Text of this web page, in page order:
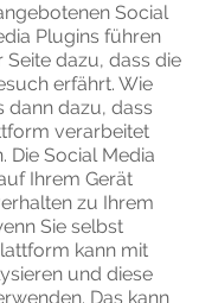
Social
Plugins führen
dazu, dass die
erfährt. Wie
dann dazu, dass
verarbeitet
Die Social Media
Ihrem Gerät
zu Ihrem
Sie selbst
kann mit
und diese
Das kann